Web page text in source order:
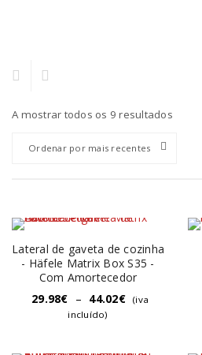
A mostrar todos os 9 resultados
Ordenar por mais recentes
Lateral de gaveta de cozinha
- Häfele Matrix Box S35 -
Com Amortecedor
29.98€ – 44.02€
(iva
incluído)